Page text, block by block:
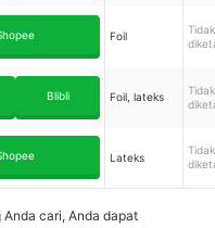
Foil
Tidak
Blibli Foil, lateks
Tidak
Lateks
Tidak
cari, Anda dapat